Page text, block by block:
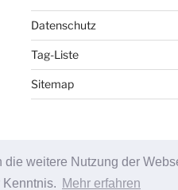
weitere Nutzung der
Mehr erfahren
Datenschutz
Tag-Liste
Sitemap